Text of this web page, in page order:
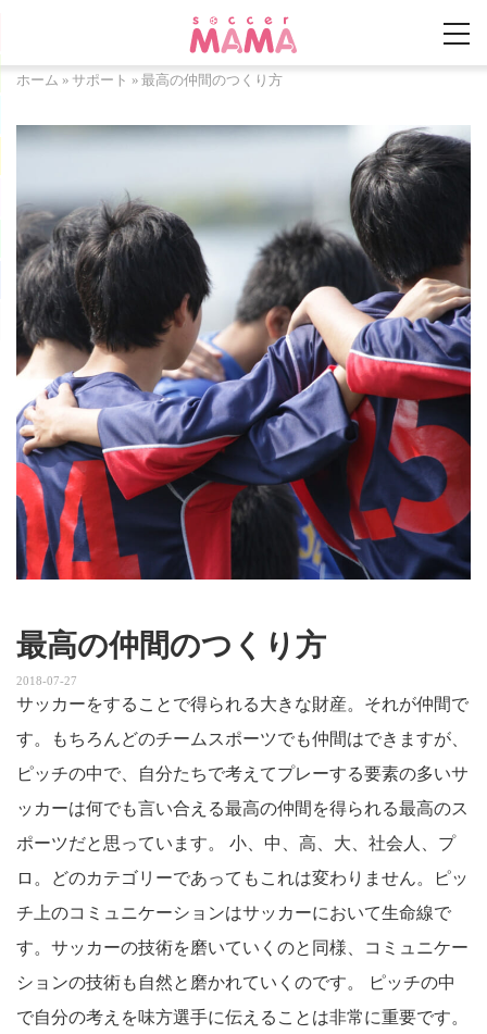
ホーム » サポート » 最高の仲間のつくり方
最高の仲間のつくり方
2018-07-27
サッカーをすることで得られる大きな財産。それが仲間で
す。もちろんどのチームスポーツでも仲間はできますが、
ピッチの中で、自分たちで考えてプレーする要素の多いサ
ッカーは何でも言い合える最高の仲間を得られる最高のス
ポーツだと思っています。 小、中、高、大、社会人、プ
ロ。どのカテゴリーであってもこれは変わりません。ピッ
チ上のコミュニケーションはサッカーにおいて生命線で
す。サッカーの技術を磨いていくのと同様、コミュニケー
ションの技術も自然と磨かれていくのです。 ピッチの中
で自分の考えを味方選手に伝えることは非常に重要です。